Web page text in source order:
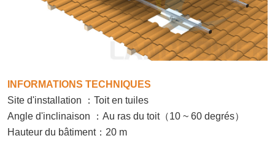
INFORMATIONS TECHNIQUES
Site d'installation
： Toit en tuiles
Angle d'inclinaison
： Au ras du toit（10 ~ 60 degrés）
Hauteur du bâtiment： 20 m